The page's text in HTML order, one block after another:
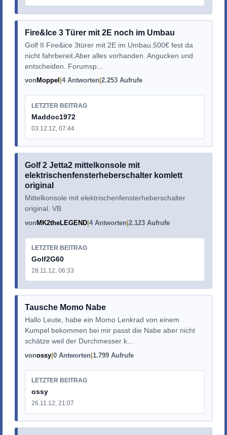
Fire&Ice 3 Türer mit 2E noch im Umbau
Golf II Fire&ice 3türer mit 2E im Umbau.500€ fest da
nicht fahrbereit.Aber alles vorhanden. Angucken und
entscheiden. Forumsp...
vonMoppel 4 Antworten 2.253 Aufrufe
LETZTER BEITRAG
Maddoc1972
03.12.12, 07:44
Golf 2 Jetta2 mittelkonsole mit
elektrischenfensterheberschalter komlett
original
Mittelkonsole mit elektrischenfensterheberschalter
original. VB
vonMK2theLEGEND 4 Antworten 2.123 Aufrufe
LETZTER BEITRAG
Golf2G60
28.11.12, 06:33
Tausche Momo Nabe
Hallo Leute, habe ein Momo Lenkrad von einem
Kumpel bekommen bei mir passt die Nabe aber nicht
schätze weil der Durchmesser k...
vonossy 0 Antworten 1.799 Aufrufe
LETZTER BEITRAG
ossy
26.11.12, 21:07